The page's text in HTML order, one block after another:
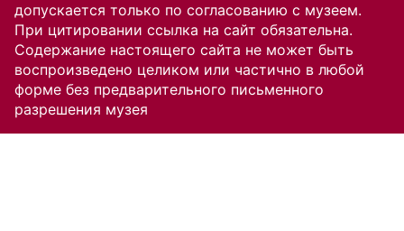
допускается только по согласованию с музеем.
При цитировании ссылка на сайт обязательна.
Содержание настоящего сайта не может быть
воспроизведено целиком или частично в любой
форме без предварительного письменного
разрешения музея